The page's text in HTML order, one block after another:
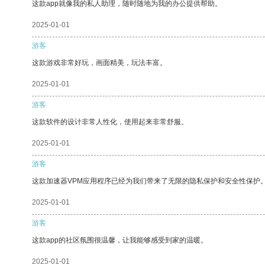
这款app就像我的私人助理，随时随地为我的办公提供帮助。
2025-01-01
游客
这款游戏非常好玩，画面精美，玩法丰富。
2025-01-01
游客
这款软件的设计非常人性化，使用起来非常舒服。
2025-01-01
游客
这款加速器VPM应用程序已经为我们带来了无限的隐私保护和安全性保护
2025-01-01
游客
这款app的社区氛围很温馨，让我能够感受到家的温暖。
2025-01-01